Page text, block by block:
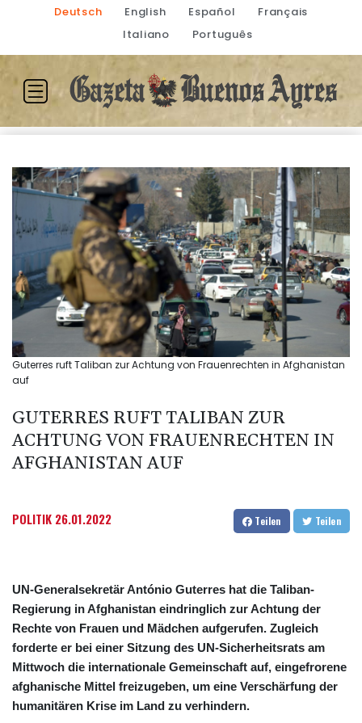
Deutsch English Español
Français
Italiano
Português
Guterres ruft Taliban zur Achtung von Frauenrechten in Afghanistan
auf
GUTERRES RUFT TALIBAN ZUR
ACHTUNG VON FRAUENRECHTEN IN
AFGHANISTAN AUF
POLITIK 26.01.2022 Teilen Teilen
UN-Generalsekretär António Guterres hat die Taliban-
Regierung in Afghanistan eindringlich zur Achtung der
Rechte von Frauen und Mädchen aufgerufen. Zugleich
forderte er bei einer Sitzung des UN-Sicherheitsrats am
Mittwoch die internationale Gemeinschaft auf, eingefrorene
afghanische Mittel freizugeben, um eine Verschärfung der
humanitären Krise im Land zu verhindern.